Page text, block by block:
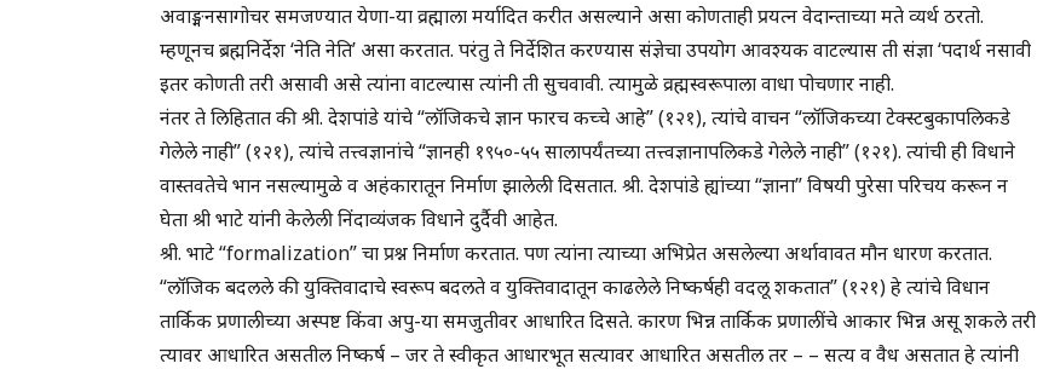
अवाङ्मनसागोचर समजण्यात येणा-या व्रह्माला मर्यादित करीत असल्याने असा कोणताही प्रयत्न वेदान्ताच्या मते व्यर्थ ठरतो.
म्हणूनच ब्रह्मनिर्देश ‘नेति नेति’ असा करतात. परंतु ते निर्देशित करण्यास संज्ञेचा उपयोग आवश्यक वाटल्यास ती संज्ञा ‘पदार्थ नसावी
इतर कोणती तरी असावी असे त्यांना वाटल्यास त्यांनी ती सुचवावी. त्यामुळे व्रह्मस्वरूपाला वाधा पोचणार नाही.
नंतर ते लिहितात की श्री. देशपांडे यांचे “लॉजिकचे ज्ञान फारच कच्चे आहे” (१२१), त्यांचे वाचन “लॉजिकच्या टेक्स्टबुकापलिकडे
गेलेले नाही” (१२१), त्यांचे तत्त्वज्ञानांचे “ज्ञानही १९५०-५५ सालापर्यंतच्या तत्त्वज्ञानापलिकडे गेलेले नाही” (१२१). त्यांची ही विधाने
वास्तवतेचे भान नसल्यामुळे व अहंकारातून निर्माण झालेली दिसतात. श्री. देशपांडे ह्यांच्या “ज्ञाना” विषयी पुरेसा परिचय करून न
घेता श्री भाटे यांनी केलेली निंदाव्यंजक विधाने दुर्दैवी आहेत.
श्री. भाटे “formalization” चा प्रश्न निर्माण करतात. पण त्यांना त्याच्या अभिप्रेत असलेल्या अर्थावावत मौन धारण करतात.
“लॉजिक बदलले की युक्तिवादाचे स्वरूप बदलते व युक्तिवादातून काढलेले निष्कर्षही वदलू शकतात” (१२१) हे त्यांचे विधान
तार्किक प्रणालीच्या अस्पष्ट किंवा अपु-या समजुतीवर आधारित दिसते. कारण भिन्न तार्किक प्रणालींचे आकार भिन्न असू शकले तरी
त्यावर आधारित असतील निष्कर्ष – जर ते स्वीकृत आधारभूत सत्यावर आधारित असतील तर – – सत्य व वैध असतात हे त्यांनी